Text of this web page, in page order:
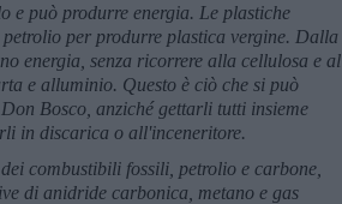
e può produrre energia. Le plastiche
per produrre plastica vergine. Dalla
energia, senza ricorrere alla cellulosa e al
e alluminio. Questo è ciò che si può
Bosco, anziché gettarli tutti insieme
in discarica o all'inceneritore.
combustibili fossili, petrolio e carbone,
di anidride carbonica, metano e gas